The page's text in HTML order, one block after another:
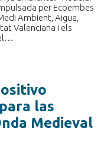
per Ecoembes
Ambient, Aigua,
Valenciana i els
las
Medieval